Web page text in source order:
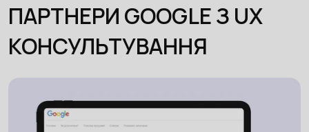
ПАРТНЕРИ GOOGLE З UX
КОНСУЛЬТУВАННЯ